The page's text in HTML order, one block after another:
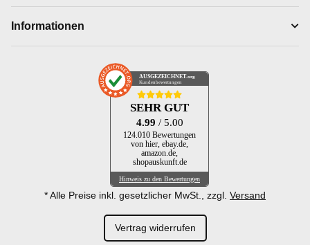
Informationen
AUSGEZEICHNET .org
Kundenbewertungen
SEHR GUT
4.99 / 5.00
124.010 Bewertungen
von hier, ebay.de,
amazon.de,
shopauskunft.de
Hinweis zu den Bewertungen
* Alle Preise inkl. gesetzlicher MwSt., zzgl. Versand
Vertrag widerrufen